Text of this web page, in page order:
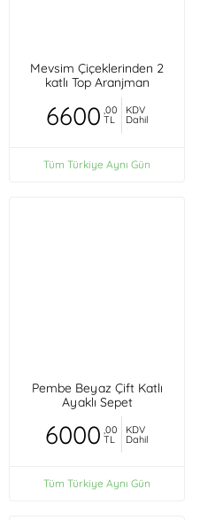
Mevsim Çiçeklerinden 2
katlı Top Aranjman
6600 ,00
TL
KDV
Dahil
Tüm Türkiye Aynı Gün
Pembe Beyaz Çift Katlı
Ayaklı Sepet
6000 ,00
TL
KDV
Dahil
Tüm Türkiye Aynı Gün